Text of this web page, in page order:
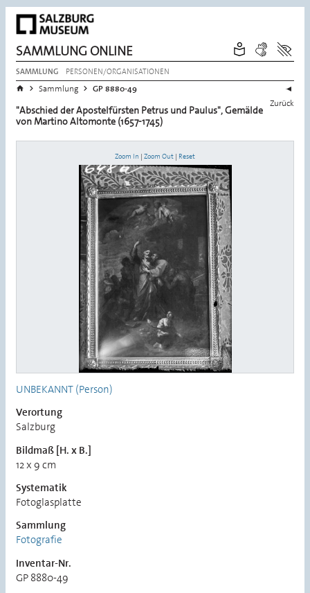
SAMMLUNG ONLINE
SAMMLUNG PERSONEN/ORGANISATIONEN
Zurück
Sie befinden sich hier:
Startseite
>Sammlung >GP 8880-49
"Abschied der Apostelfürsten Petrus und Paulus", Gemälde
von Martino Altomonte (1657-1745)
Zoom In | Zoom Out | Reset
UNBEKANNT (Person)
Verortung
Salzburg
Bildmaß [H. x B.]
12 x 9 cm
Systematik
Fotoglasplatte
Sammlung
Fotografie
Inventar-Nr.
GP 8880-49